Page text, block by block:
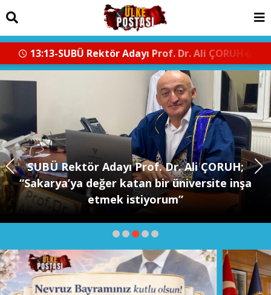
12:22-Sakarya satrançta Birinci Lig’e yüksel
SUBÜ Rektör Adayı Prof. Dr. Ali ÇORUH;
“Sakarya’ya değer katan bir üniversite inşa
etmek istiyorum”